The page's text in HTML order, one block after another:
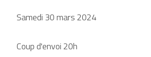
Samedi 30 mars 2024
Coup d'envoi 20h